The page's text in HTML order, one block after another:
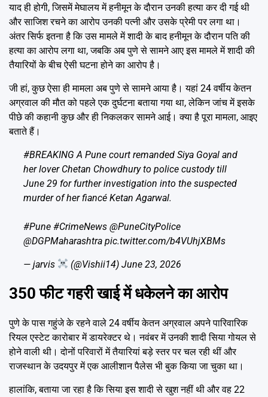
याद ही होगी, जिसमें मेघालय में हनीमून के दौरान उनकी हत्या कर दी गई थी
और साजिश रचने का आरोप उनकी पत्नी और उसके प्रेमी पर लगा था।
अंतर सिर्फ इतना है कि उस मामले में शादी के बाद हनीमून के दौरान पति की
हत्या का आरोप लगा था, जबकि अब पुणे से सामने आए इस मामले में शादी की
तैयारियों के बीच ऐसी घटना होने का आरोप है।
जी हां, कुछ ऐसा ही मामला अब पुणे से सामने आया है। यहां 24 वर्षीय केतन
अग्रवाल की मौत को पहले एक दुर्घटना बताया गया था, लेकिन जांच में इसके
पीछे की कहानी कुछ और ही निकलकर सामने आई। क्या है पूरा मामला, आइए
बताते हैं।
#BREAKING A Pune court remanded Siya Goyal and
her lover Chetan Chowdhury to police custody till
June 29 for further investigation into the suspected
murder of her fiancé Ketan Agarwal.
#Pune #CrimeNews @PuneCityPolice
@DGPMaharashtra pic.twitter.com/b4VUhjXBMs
— jarvis (@Vishii14)June 23, 2026
350 फीट गहरी खाई में धकेलने का आरोप
पुणे के पास गहुंजे के रहने वाले 24 वर्षीय केतन अग्रवाल अपने पारिवारिक
रियल एस्टेट कारोबार में डायरेक्टर थे। नवंबर में उनकी शादी सिया गोयल से
होने वाली थी। दोनों परिवारों में तैयारियां बड़े स्तर पर चल रही थीं और
राजस्थान के उदयपुर में एक आलीशान पैलेस भी बुक किया जा चुका था।
हालांकि, बताया जा रहा है कि सिया इस शादी से खुश नहीं थी और वह 22